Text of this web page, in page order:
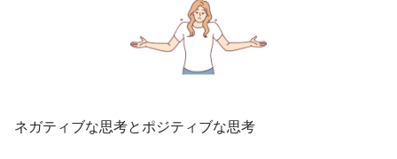
ネガティブな思考とポジティブな思考